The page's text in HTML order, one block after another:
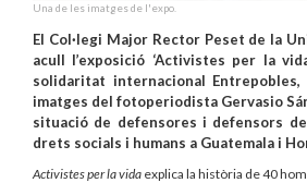
Una de les imatges de l'expo.
El Col·legi Major Rector Peset de la
acull l’exposició ‘Activistes per la
solidaritat internacional
imatges del fotoperiodista Gervasio
situació de defensores i defensors
drets socials i humans a Guatemala i
Activistes per la vida explica la història de 40